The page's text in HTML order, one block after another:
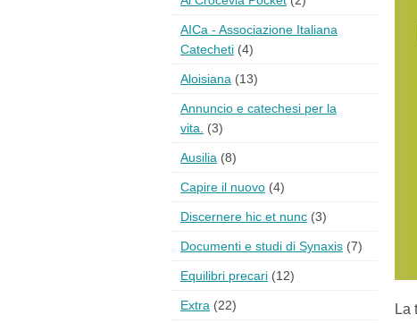
La
AICa - Associazione Italiana
Catecheti (4)
Aloisiana (13)
Annuncio e catechesi per la
vita.
(3)
Ausilia (8)
Capire il nuovo (4)
Discernere hic et nunc (3)
Documenti e studi di Synaxis (7)
Equilibri precari (12)
Extra (22)